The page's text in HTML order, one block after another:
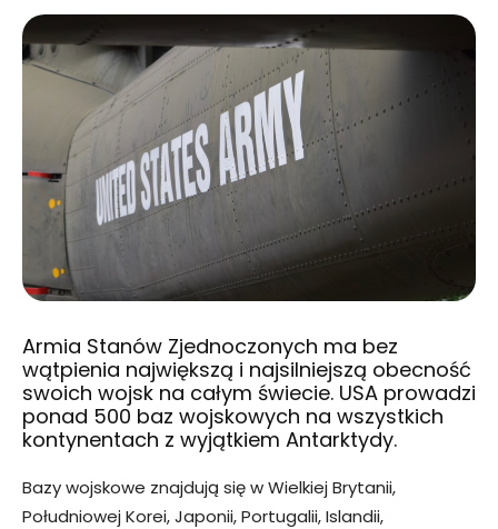
Armia Stanów Zjednoczonych ma bez
wątpienia największą i najsilniejszą obecność
swoich wojsk na całym świecie. USA prowadzi
ponad 500 baz wojskowych na wszystkich
kontynentach z wyjątkiem Antarktydy.
Bazy wojskowe znajdują się w Wielkiej Brytanii,
Południowej Korei, Japonii, Portugalii, Islandii,